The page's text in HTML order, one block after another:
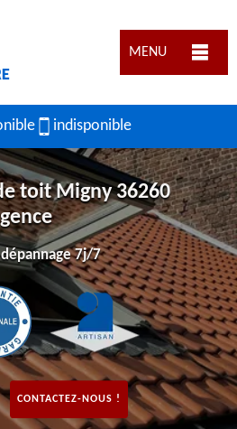
MENU
indisponible
toit Migny 36260
7j/7
CONTACTEZ-NOUS !